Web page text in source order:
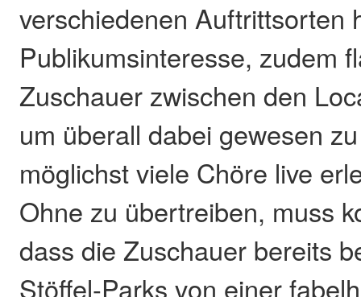
verschiedenen Auftrittsorten
Publikumsinteresse, zudem
Zuschauer zwischen den
um überall dabei gewesen
möglichst viele Chöre live
Ohne zu übertreiben, muss
dass die Zuschauer bereits
Stöffel-Parks von einer